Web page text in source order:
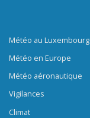
Météo au Luxembourg
Météo en Europe
Météo aéronautique
Vigilances
Climat